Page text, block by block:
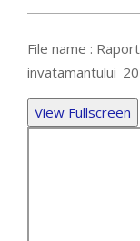
File name :
View Fullscreen